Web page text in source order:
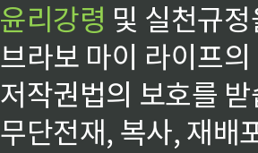
윤리강령 및 실천규
브라보 마이 라이프
저작권법의 보호를
무단전재, 복사, 재배